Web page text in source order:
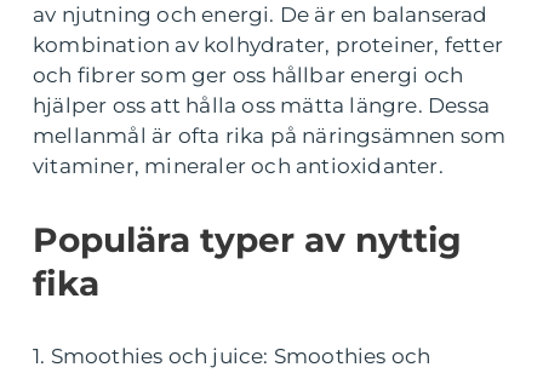
av njutning och energi. De är en balanserad
kombination av kolhydrater, proteiner, fetter
och fibrer som ger oss hållbar energi och
hjälper oss att hålla oss mätta längre. Dessa
mellanmål är ofta rika på näringsämnen som
vitaminer, mineraler och antioxidanter.
Populära typer av nyttig
fika
1. Smoothies och juice: Smoothies och